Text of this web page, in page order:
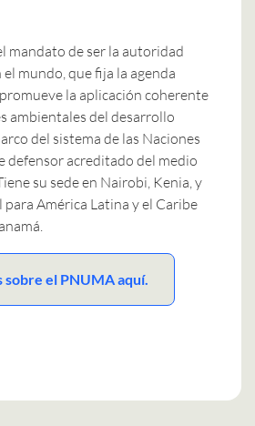
mandato de ser la autoridad
mundo, que fija la agenda
la aplicación coherente
ambientales del desarrollo
del sistema de las Naciones
defensor acreditado del medio
su sede en Nairobi, Kenia, y
América Latina y el Caribe
sobre el PNUMA aquí.